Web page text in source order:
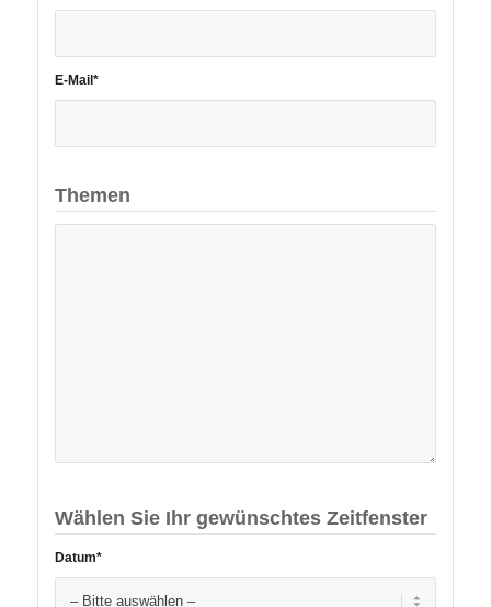
E-Mail*
Themen
Wählen Sie Ihr gewünschtes Zeitfenster
Datum*